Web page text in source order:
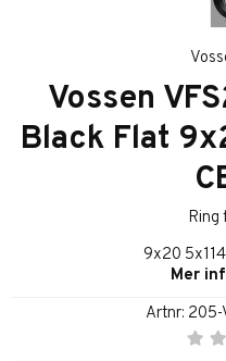
Vossen
Black Flat
Ring
9x20
Mer
Artnr: 205-